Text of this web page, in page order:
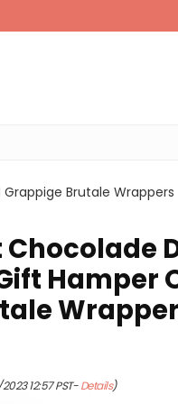
Brutale Wrappers
Hamper
12:57 PST-Details)